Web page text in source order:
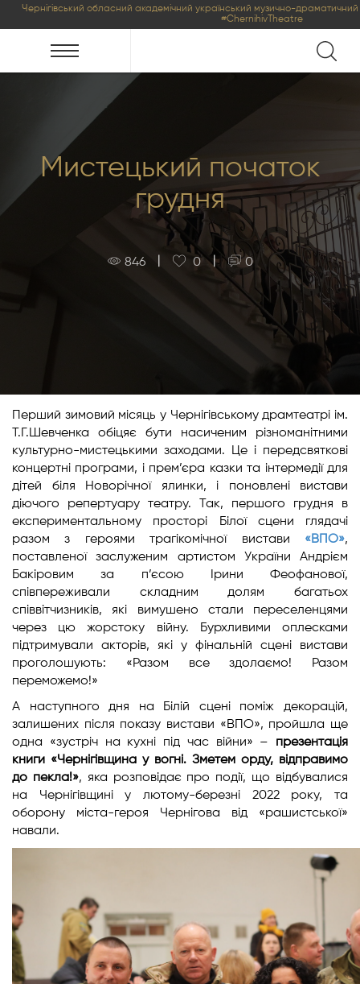
Чернігівський обласний академічний український музично-
#ChernihivTheatre
Мистецький початок
грудня
846 0 | 0
Перший зимовий місяць у Чернігівському драмтеатрі ім.
Т.Г.Шевченка обіцяє бути насиченим різноманітними
культурно-мистецькими заходами. Це і передсвяткові
концертні програми, і прем’єра казки та інтермедії для
дітей біля Новорічної ялинки, і поновлені вистави
діючого репертуару театру. Так, першого грудня в
експериментальному просторі Білої сцени глядачі
разом з героями трагікомічної вистави «ВПО»,
поставленої заслуженим артистом України Андрієм
Бакіровим за п’єсою Ірини Феофанової,
співпереживали складним долям багатьох
співвітчизників, які вимушено стали переселенцями
через цю жорстоку війну. Бурхливими оплесками
підтримували акторів, які у фінальній сцені вистави
проголошують: «Разом все здолаємо! Разом
переможемо!»
А наступного дня на Білій сцені поміж декорацій,
залишених після показу вистави «ВПО», пройшла ще
одна «зустріч на кухні під час війни» – презентація
книги «Чернігівщина у вогні. Зметем орду, відправимо
до пекла!», яка розповідає про події, що відбувалися
на Чернігівщині у лютому-березні 2022 року, та
оборону міста-героя Чернігова від «рашистської»
навали.